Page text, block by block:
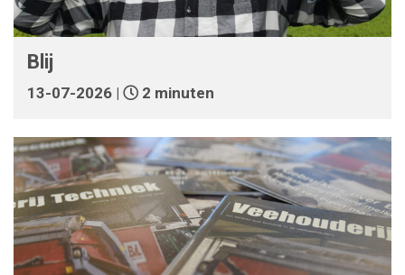
Blij
13-07-2026 | 2 minuten